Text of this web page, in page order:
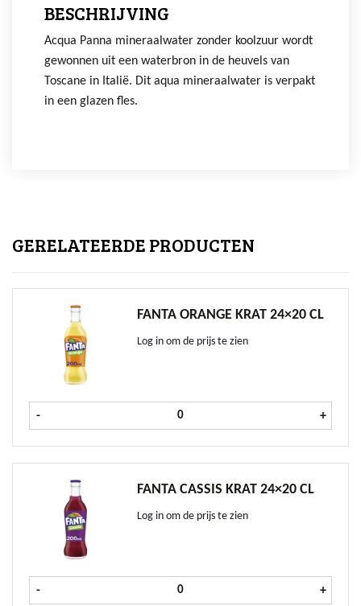
BESCHRIJVING
Acqua Panna mineraalwater zonder koolzuur wordt
gewonnen uit een waterbron in de heuvels van
Toscane in Italië. Dit aqua mineraalwater is verpakt
in een glazen fles.
GERELATEERDE PRODUCTEN
FANTA ORANGE KRAT 24×20 CL
Log in om de prijs te zien
- Fanta Orange krat 24x20 cl aantal
+
FANTA CASSIS KRAT 24×20 CL
Log in om de prijs te zien
- Fanta Cassis krat 24x20 cl aantal
+